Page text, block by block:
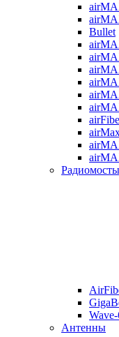
Bullet
Антенны